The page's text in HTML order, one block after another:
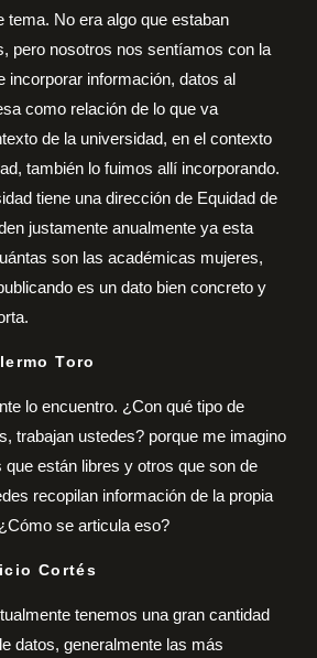
tema. No era algo que estaban
pero nosotros nos sentíamos con la
incorporar información, datos al
como relación de lo que va
de la universidad, en el contexto
también lo fuimos allí incorporando.
tiene una dirección de Equidad de
justamente anualmente ya esta
son las académicas mujeres,
es un dato bien concreto y
Toro
lo encuentro. ¿Con qué tipo de
trabajan ustedes? porque me imagino
están libres y otros que son de
recopilan información de la propia
se articula eso?
Cortés
tenemos una gran cantidad
datos, generalmente las más